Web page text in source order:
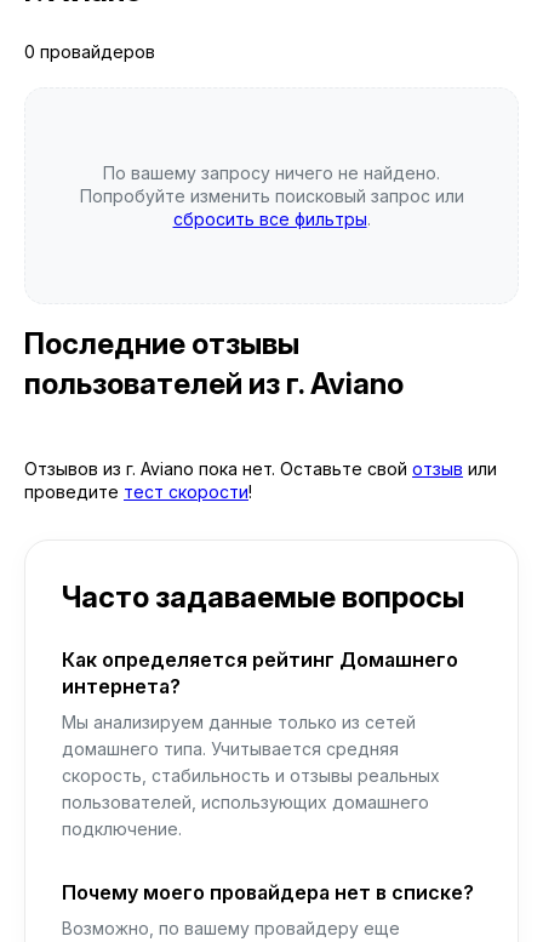
0 провайдеров
По вашему запросу ничего не найдено.
Попробуйте изменить поисковый запрос или
сбросить все фильтры.
Последние отзывы
пользователей из г. Aviano
Отзывов из г. Aviano пока нет. Оставьте свой отзыв или
проведите тест скорости!
Часто задаваемые вопросы
Как определяется рейтинг Домашнего
интернета?
Мы анализируем данные только из сетей
домашнего типа. Учитывается средняя
скорость, стабильность и отзывы реальных
пользователей, использующих домашнего
подключение.
Почему моего провайдера нет в списке?
Возможно, по вашему провайдеру еще